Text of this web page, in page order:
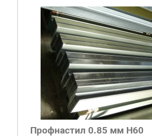
Профнастил 0.85 мм Н60